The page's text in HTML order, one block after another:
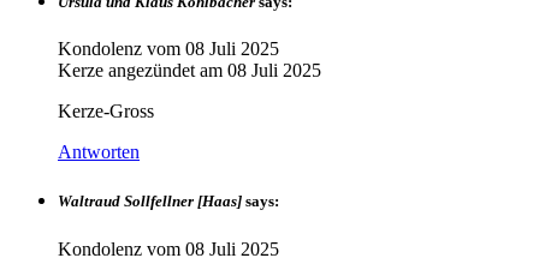
Kondolenz vom 08 Juli 2025
Kerze angezündet am 08 Juli 2025
Kerze-Gross
Antworten
Waltraud Sollfellner [Haas] says:
Kondolenz vom 08 Juli 2025